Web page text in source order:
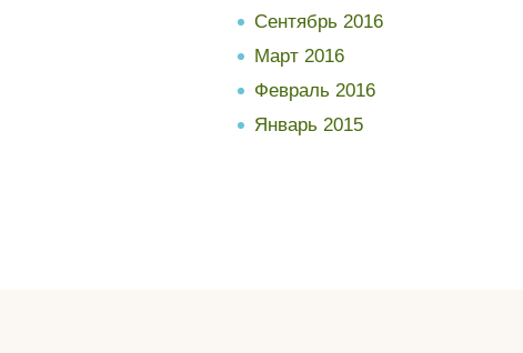
Сентябрь 2016
Март 2016
Февраль 2016
Январь 2015